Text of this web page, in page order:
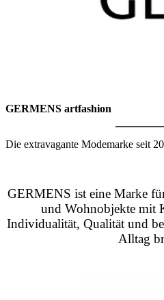
GERMENS artfashion
Die extravagante Modemarke seit
GERMENS ist eine Marke
und Wohnobjekte mit
Individualität, Qualität und
Alltag